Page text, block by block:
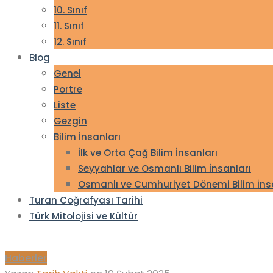
10. Sınıf
11. Sınıf
12. Sınıf
Blog
Genel
Portre
Liste
Gezgin
Bilim İnsanları
İlk ve Orta Çağ Bilim İnsanları
Seyyahlar ve Osmanlı Bilim İnsanları
Osmanlı ve Cumhuriyet Dönemi Bilim
Turan Coğrafyası Tarihi
Türk Mitolojisi ve Kültür
Haberler